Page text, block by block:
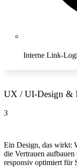
Interne Link-
UX / UI-Design &
3
Ein Design, das wirkt:
die Vertrauen
responsiv optimiert für